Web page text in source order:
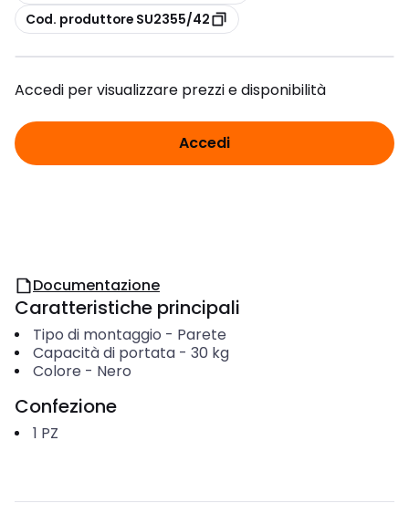
copia
Cod. produttore SU2355/42
Accedi per visualizzare prezzi e disponibilità
Accedi
Documentazione
Caratteristiche principali
Tipo di montaggio - Parete
Capacità di portata- 30 kg
Colore - Nero
Confezione
1 PZ